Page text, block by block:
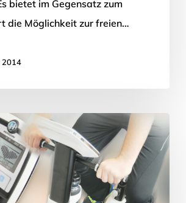
bietet im Gegensatz zum
die Möglichkeit zur freien…
2014